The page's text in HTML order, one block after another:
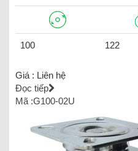
100 122
Giá : Liên hệ
Đọc tiếp
Mã :G100-02U